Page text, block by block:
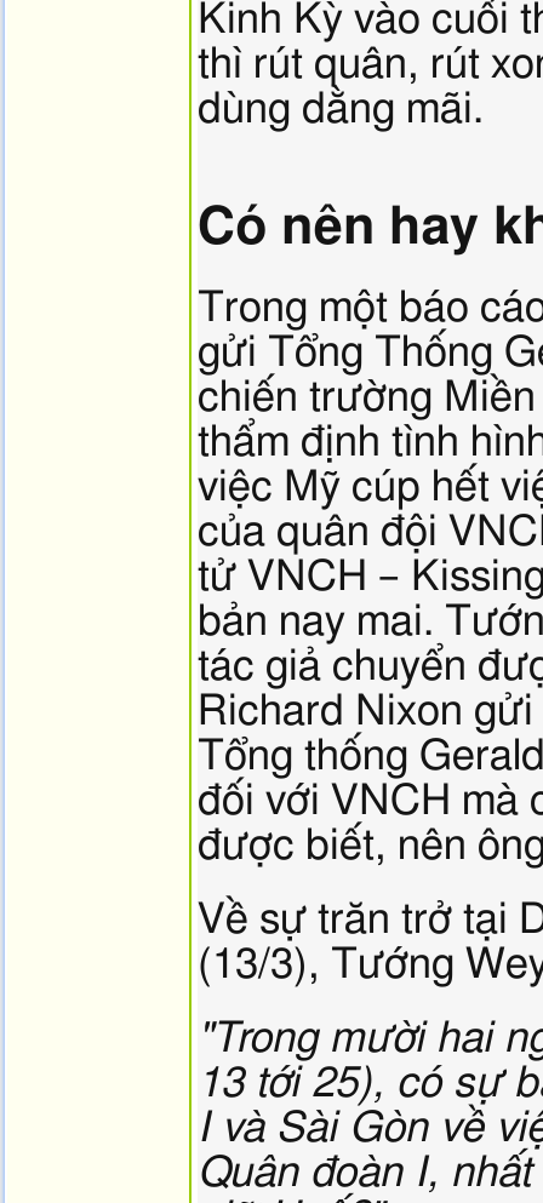
Kinh Kỳ vào cuối
thì rút quân, rút
dùng dằng mãi.
Có nên hay
Trong một báo
gửi Tổng Thống
chiến trường
thẩm định tình
việc Mỹ cúp hết
của quân đội
tử VNCH –
bản nay mai.
tác giả chuyển
Richard Nixon
Tổng thống
đối với VNCH mà
được biết, nên
Về sự trăn trở tại
(13/3), Tướng
"Trong mười hai
13 tới 25), có sự
I và Sài Gòn về
Quân đoàn I,